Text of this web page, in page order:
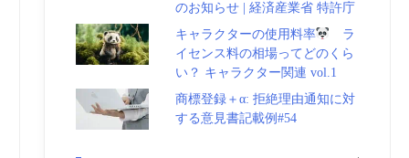
のお知らせ | 経済産業省 特許庁
キャラクターの使用料率
ラ
イセンス料の相場ってどのくら
い？ キャラクター関連 vol.1
商標登録＋α: 拒絶理由通知に対
する意見書記載例#54